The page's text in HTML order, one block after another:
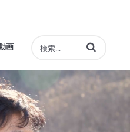
画 動画の検索語句